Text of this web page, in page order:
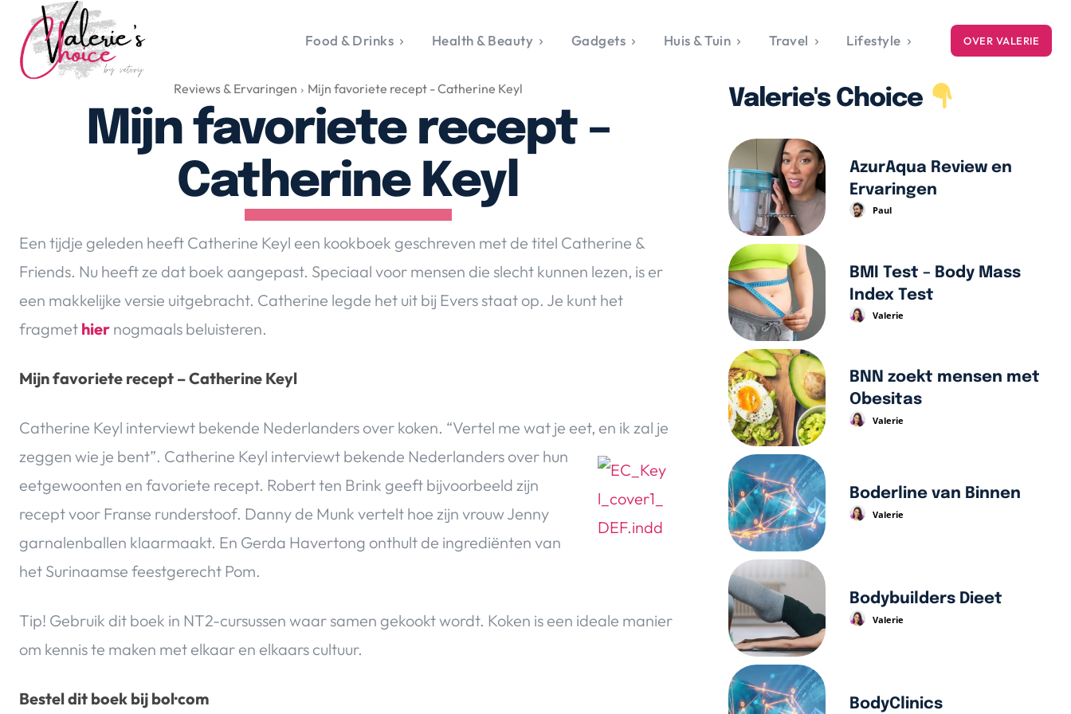
Valerie's Topics
Travel & Culture
Food & Drinks
Happyness & Opmerkelijk
Lifestyle, Sport &
Duurzaamheid
Gadgets & Tech
Top 5 van Valerie
Health & Beauty
Huis & Tuin
Over Valerie
De Top 5
Lifestyle
Food & Drinks Health & Beauty Gadgets Huis & Tuin Travel Lifestyle OVER VALERIE
Reviews & Ervaringen Mijn favoriete recept - Catherine Keyl
Mijn favoriete recept –
Catherine Keyl
Een tijdje geleden heeft Catherine Keyl een kookboek geschreven met de titel Catherine &
Friends. Nu heeft ze dat boek aangepast. Speciaal voor mensen die slecht kunnen lezen, is er
een makkelijke versie uitgebracht. Catherine legde het uit bij Evers staat op. Je kunt het
fragmet hier nogmaals beluisteren.
Mijn favoriete recept – Catherine Keyl
Catherine Keyl interviewt bekende Nederlanders over koken. “Vertel me wat je eet, en ik zal je
zeggen wie je bent”. Catherine Keyl interviewt bekende Nederlanders over hun
eetgewoonten en favoriete recept. Robert ten Brink geeft bijvoorbeeld zijn
recept voor Franse runderstoof. Danny de Munk vertelt hoe zijn vrouw Jenny
garnalenballen klaarmaakt. En Gerda Havertong onthult de ingrediënten van
het Surinaamse feestgerecht Pom.
Tip! Gebruik dit boek in NT2-cursussen waar samen gekookt wordt. Koken is een ideale manier
om kennis te maken met elkaar en elkaars cultuur.
Bestel dit boek bij bol·com
Valerie's Choice
AzurAqua Review en
Ervaringen
Paul
BMI Test – Body Mass
Index Test
Valerie
BNN zoekt mensen met
Obesitas
Valerie
Boderline van Binnen
Valerie
Bodybuilders Dieet
Valerie
BodyClinics